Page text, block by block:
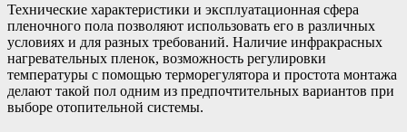
Технические характеристики и эксплуатационная сфера
пленочного пола позволяют использовать его в различных
условиях и для разных требований. Наличие инфракрасных
нагревательных пленок, возможность регулировки
температуры с помощью терморегулятора и простота монтажа
делают такой пол одним из предпочтительных вариантов при
выборе отопительной системы.